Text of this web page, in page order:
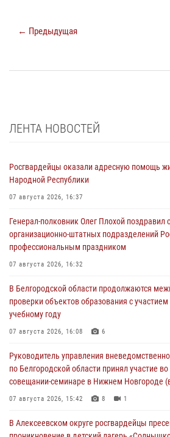
← Предыдущая
ЛЕНТА НОВОСТЕЙ
Росгвардейцы оказали адресную помощь
Народной Республики
07 августа 2026, 16:37
Генерал-полковник Олег Плохой поздравил
организационно-штатных подразделений
профессиональным праздником
07 августа 2026, 16:32
В Белгородской области продолжаются
проверки объектов образования с
учебному году
07 августа 2026, 16:08 6
Руководитель управления
по Белгородской области принял участие
совещании-семинаре в Нижнем Новгороде
07 августа 2026, 15:42 8 1
В Алексеевском округе росгвардейцы